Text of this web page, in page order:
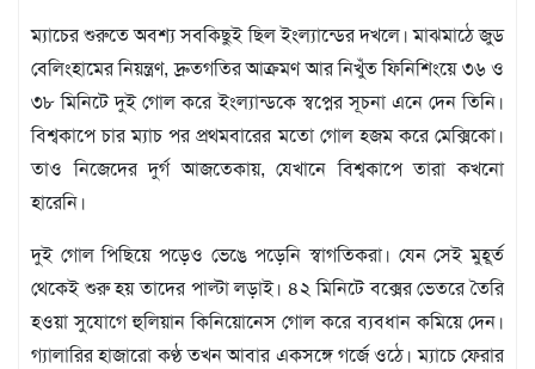
স্বাস্থ্য
পর্যটন
লাইফস্টাইল
ফটো
প্রবাস
ও
সংস্কৃতি
ধর্ম
গনমাধ্যম
ম্যাচের শুরুতে অবশ্য সবকিছুই ছিল ইংল্যান্ডের দখলে। মাঝমাঠে জুড
বেলিংহামের নিয়ন্ত্রণ, দ্রুতগতির আক্রমণ আর নিখুঁত ফিনিশিংয়ে ৩৬ ও
৩৮ মিনিটে দুই গোল করে ইংল্যান্ডকে স্বপ্নের সূচনা এনে দেন তিনি।
বিশ্বকাপে চার ম্যাচ পর প্রথমবারের মতো গোল হজম করে মেক্সিকো।
তাও নিজেদের দুর্গ আজতেকায়, যেখানে বিশ্বকাপে তারা কখনো
হারেনি।
দুই গোল পিছিয়ে পড়েও ভেঙে পড়েনি স্বাগতিকরা। যেন সেই মুহূর্ত
থেকেই শুরু হয় তাদের পাল্টা লড়াই। ৪২ মিনিটে বক্সের ভেতরে তৈরি
হওয়া সুযোগে হুলিয়ান কিনিয়োনেস গোল করে ব্যবধান কমিয়ে দেন।
গ্যালারির হাজারো কণ্ঠ তখন আবার একসঙ্গে গর্জে ওঠে। ম্যাচে ফেরার